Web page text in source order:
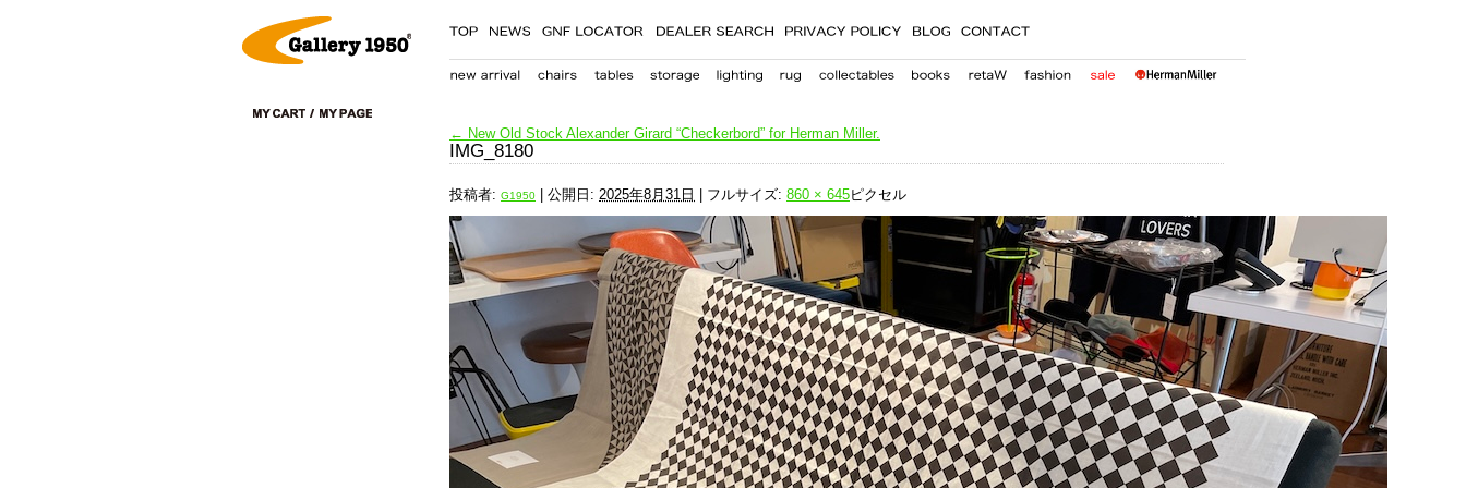
← New Old Stock Alexander Girard “Checkerbord” for Herman Miller.
IMG_8180
投稿者: G1950 公開日: 2025年8月31日 フルサイズ: 860 × 645ピクセル